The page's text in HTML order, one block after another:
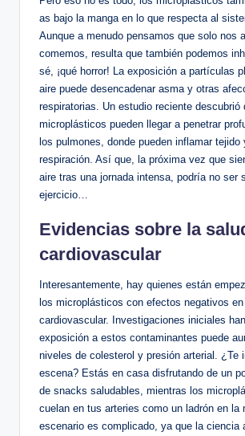
as bajo la manga en lo que respecta al
Aunque a menudo pensamos que solo nos
comemos, resulta que también podemos
sé, ¡qué horror! La exposición a partículas
aire puede desencadenar asma y otras
respiratorias. Un estudio reciente descubrió
microplásticos pueden llegar a penetrar
los pulmones, donde pueden inflamar tejido
respiración. Así que, la próxima vez que
aire tras una jornada intensa, podría no ser
ejercicio…
Evidencias sobre la
cardiovascular
Interesantemente, hay quienes están
los microplásticos con efectos negativos
cardiovascular. Investigaciones iniciales
exposición a estos contaminantes puede
niveles de colesterol y presión arterial. ¿Te
escena? Estás en casa disfrutando de un
de snacks saludables, mientras los
cuelan en tus arteries como un ladrón en la
escenario es complicado, ya que la ciencia